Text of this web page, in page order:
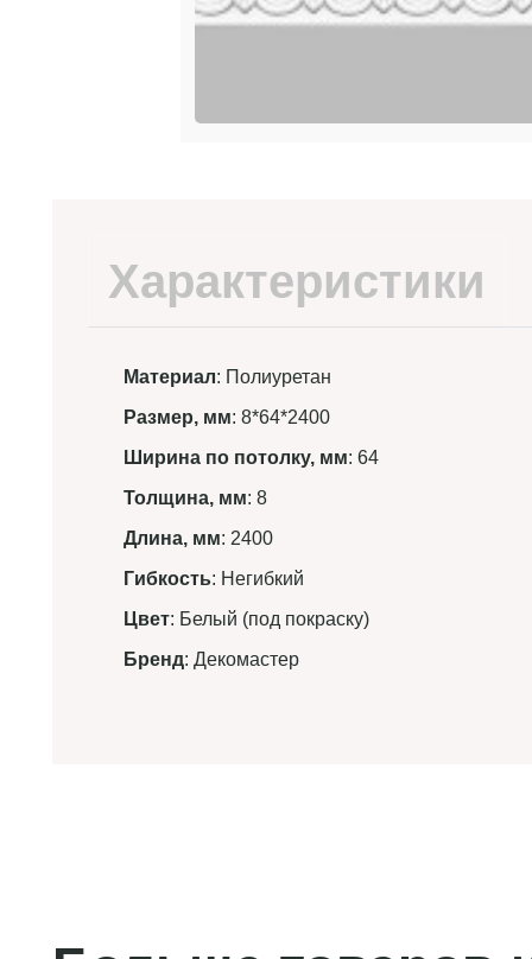
Характеристики
Материал: Полиуретан
Размер, мм: 8*64*2400
Ширина по потолку, мм: 64
Толщина, мм: 8
Длина, мм: 2400
Гибкость: Негибкий
Цвет: Белый (под покраску)
Бренд: Декомастер